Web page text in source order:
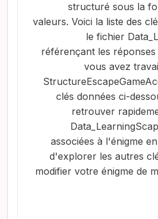
structuré sous la
valeurs. Voici la liste des
le fichier
référençant les réponses
vous avez
clés données ci-
retrouver
associées à l'énigme
d'explorer les autres
modifier votre énigme de